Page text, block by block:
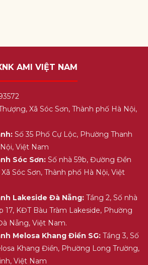
AMI VIỆT NAM
Xã Sóc Sơn, Thành phố Hà Nội,
Số 35 Phố Cự Lộc, Phường Thanh
Việt Nam
Sóc Sơn:Số nhà 59b, Đường Đền
Sóc Sơn, Thành phố Hà Nội, Việt
Lakeside Đà Nẵng:Tầng 2, Số nhà
KĐT Bàu Tràm Lakeside, Phường
Nẵng, Việt Nam.
Melosa Khang Điền SG:Tầng 3, Số
Khang Điền, Phường Long Trường,
Việt Nam